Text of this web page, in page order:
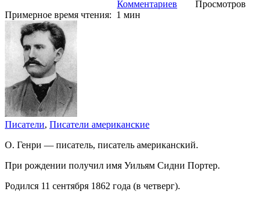
Примерное время чтения: 1 мин
Писатели, Писатели американские
О. Генри — писатель, писатель американский.
При рождении получил имя Уильям Сидни Портер.
Родился 11 сентября 1862 года (в четверг).